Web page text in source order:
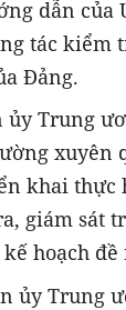
dẫn của
tác kiểm
Đảng.
ủy Trung
xuyên
khai thực
giám sát
hoạch đề
ủy Trung